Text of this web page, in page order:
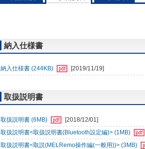
納入仕様書
納入仕様書 (244KB) [2019/11/19]
取扱説明書
取扱説明書 (6MB)
[2018/12/01]
取扱説明書<取扱説明書(Bluetooth設定編)> (1MB)
取扱説明書<取説(MELRemo操作編(一般用))> (3MB)